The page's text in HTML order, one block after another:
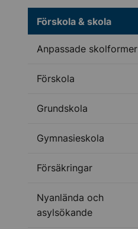
Förskola & skola
Anpassade skolformer
Förskola
Grundskola
Gymnasieskola
Försäkringar
Nyanlända och
asylsökande